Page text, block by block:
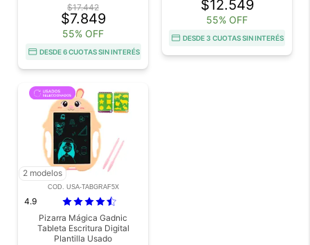
$17.442
$7.849
55% OFF
DESDE 6 CUOTAS SIN INTERÉS
$12.549
55% OFF
DESDE 3 CUOTAS SIN INTERÉS
2 modelos
COD. USA-TABGRAF5X
4.9
Pizarra Mágica Gadnic
Tableta Escritura Digital
Plantilla Usado